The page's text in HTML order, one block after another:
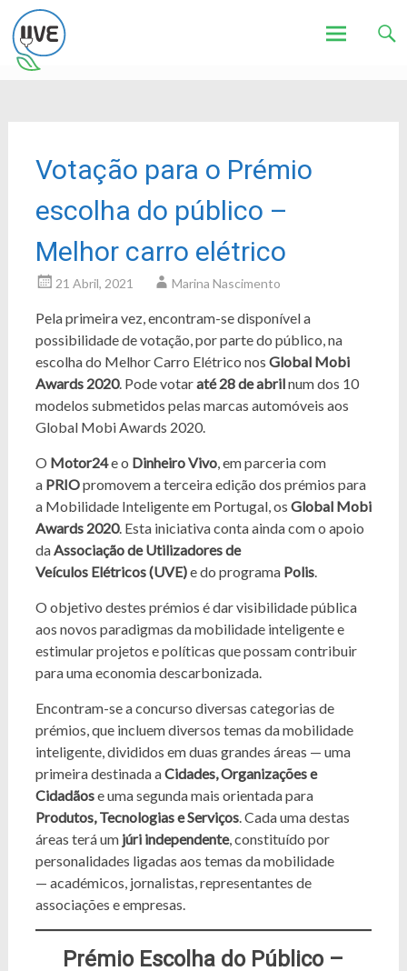
Votação para o Prémio
escolha do público –
Melhor carro elétrico
21 Abril, 2021 Marina Nascimento
Pela primeira vez, encontram-se disponível a
possibilidade de votação, por parte do público, na
escolha do Melhor Carro Elétrico nos Global Mobi
Awards 2020. Pode votaraté 28 de abrilnum dos 10
modelos submetidos pelas marcas automóveis aos
Global Mobi Awards 2020.
O Motor24e o Dinheiro Vivo, em parceria com
a PRIOpromovem a terceira edição dos prémios para
a Mobilidade Inteligente em Portugal, os Global Mobi
Awards 2020. Esta iniciativa conta ainda com o apoio
daAssociação de Utilizadores de
Veículos Elétricos (UVE)e do programa Polis.
O objetivo destes prémios é dar visibilidade pública
aos novos paradigmas da mobilidade inteligente e
estimular projetos e políticas que possam contribuir
para uma economia descarbonizada.
Encontram-se a concurso diversas categorias de
prémios, que incluem diversos temas da mobilidade
inteligente, divididos em duas grandes áreas — uma
primeira destinada aCidades, Organizações e
Cidadãose uma segunda mais orientada para
Produtos, Tecnologias e Serviços. Cada uma destas
áreas terá um júri independente, constituído por
personalidades ligadas aos temas da mobilidade
— académicos, jornalistas, representantes de
associações e empresas.
Prémio Escolha do Público –